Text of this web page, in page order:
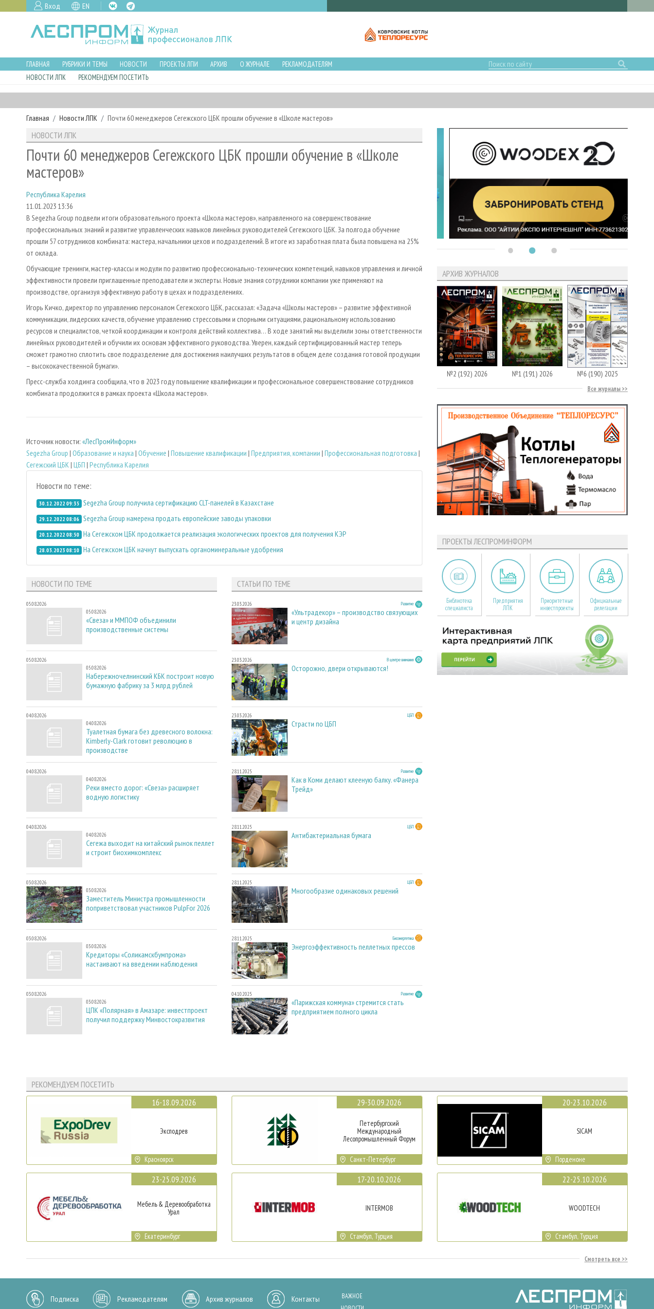
Вход EN
ГЛАВНАЯ РУБРИКИ И ТЕМЫ НОВОСТИ ПРОЕКТЫ ЛПИ АРХИВ О ЖУРНАЛЕ
РЕКЛАМОДАТЕЛЯМ
НОВОСТИ ЛПК
РЕКОМЕНДУЕМ ПОСЕТИТЬ
Главная Новости ЛПК Почти 60 менеджеров Сегежского ЦБК прошли обучение в «Школе мастеров»
НОВОСТИ ЛПК
Почти 60 менеджеров Сегежского ЦБК прошли обучение в «Школе
мастеров»
Республика Карелия
11.01.2023 13:36
В Segezha Group подвели итоги образовательного проекта «Школа мастеров», направленного на совершенствование
профессиональных знаний и развитие управленческих навыков линейных руководителей Сегежского ЦБК. За полгода обучение
прошли 57 сотрудников комбината: мастера, начальники цехов и подразделений. В итоге из заработная плата была повышена на 25%
от оклада.
Обучающие тренинги, мастер-классы и модули по развитию профессионально-технических компетенций, навыков управления и личной
эффективности провели приглашенные преподаватели и эксперты. Новые знания сотрудники компании уже применяют на
производстве, организуя эффективную работу в цехах и подразделениях.
Игорь Кичко, директор по управлению персоналом Сегежского ЦБК, рассказал: «Задача «Школы мастеров» – развитие эффективной
коммуникации, лидерских качеств, обучение управлению стрессовыми и спорными ситуациями, рациональному использованию
ресурсов и специалистов, четкой координации и контроля действий коллектива… В ходе занятий мы выделили зоны ответственности
линейных руководителей и обучили их основам эффективного руководства. Уверен, каждый сертифицированный мастер теперь
сможет грамотно сплотить свое подразделение для достижения наилучших результатов в общем деле создания готовой продукции
– высококачественной бумаги».
Пресс-служба холдинга сообщила, что в 2023 году повышение квалификации и профессиональное совершенствование сотрудников
комбината продолжится в рамках проекта «Школа мастеров».
Источник новости: «ЛесПромИнформ»
Segezha Group | Образование и наука | Обучение | Повышение квалификации | Предприятия, компании | Профессиональная подготовка |
Сегежский ЦБК | ЦБП | Республика Карелия
Новости по теме:
30.12.2022 09:35 Segezha Group получила сертификацию CLT-панелей в Казахстане
29.12.2022 08:06 Segezha Group намерена продать европейские заводы упаковки
20.12.2022 08:50 На Сегежском ЦБК продолжается реализация экологических проектов для получения КЭР
28.03.2023 08:10 На Сегежском ЦБК начнут выпускать органоминеральные удобрения
НОВОСТИ ПО ТЕМЕ
05.08.2026
05.08.2026
«Свеза» и ММПОФ объединили
производственные системы
05.08.2026
05.08.2026
Набережночелнинский КБК построит новую
бумажную фабрику за 3 млрд рублей
04.08.2026
04.08.2026
Туалетная бумага без древесного волокна:
Kimberly-Clark готовит революцию в
производстве
04.08.2026
04.08.2026
Реки вместо дорог: «Свеза» расширяет
водную логистику
04.08.2026
04.08.2026
Сегежа выходит на китайский рынок пеллет
и строит биохимкомплекс
03.08.2026
03.08.2026
Заместитель Министра промышленности
поприветствовал участников PulpFor 2026
03.08.2026
03.08.2026
Кредиторы «Соликамскбумпрома»
настаивают на введении наблюдения
03.08.2026
03.08.2026
ЦПК «Полярная» в Амазаре: инвестпроект
получил поддержку Минвостокразвития
СТАТЬИ ПО ТЕМЕ
23.03.2026 Развитие
«Ультрадекор» – производство связующих
и центр дизайна
23.03.2026 В центре внимания
Осторожно, двери открываются!
23.03.2026 ЦБП
Страсти по ЦБП
28.11.2025 Развитие
Как в Коми делают клееную балку. «Фанера
Трейд»
28.11.2025 ЦБП
Антибактериальная бумага
28.11.2025 ЦБП
Многообразие одинаковых решений
28.11.2025 Биоэнергетика
Энергоэффективность пеллетных прессов
04.10.2025 Развитие
«Парижская коммуна» стремится стать
предприятием полного цикла
АРХИВ ЖУРНАЛОВ
№2 (192) 2026 №1 (191) 2026 №6 (190) 2025
Все журналы
ПРОЕКТЫ ЛЕСПРОМИНФОРМ
Библиотека
специалиста
Предприятия
ЛПК
Приоритетные
инвестпроекты
Официальные
делегации
РЕКОМЕНДУЕМ ПОСЕТИТЬ
16-18.09.2026
Эксподрев
Красноярск
23-25.09.2026
Мебель & Деревообработка
Урал
Екатеринбург
29-30.09.2026
Петербургский
Международный
Лесопромышленный Форум
Санкт-Петербург
17-20.10.2026
INTERMOB
Стамбул, Турция
20-23.10.2026
SICAM
Порденоне
22-25.10.2026
WOODTECH
Стамбул, Турция
Смотреть все
Подписка Рекламодателям Архив журналов Контакты
ВАЖНОЕ